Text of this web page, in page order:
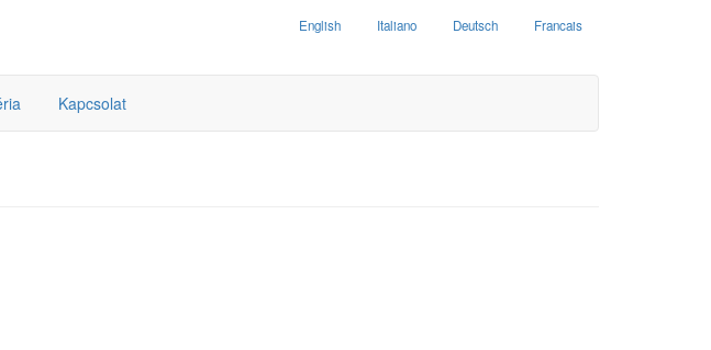
English Italiano Deutsch Francais
Kapcsolat